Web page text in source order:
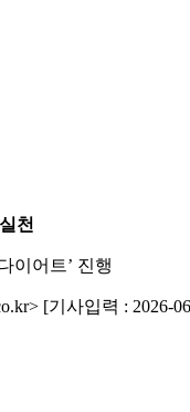
천
이어트’ 진행
[기사입력 : 2026-